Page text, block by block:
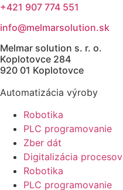
+421 907 774 551
info@melmarsolution.sk
Melmar solution s. r. o.
Koplotovce 284
920 01 Koplotovce
Automatizácia výroby
Robotika
PLC programovanie
Zber dát
Digitalizácia procesov
Robotika
PLC programovanie